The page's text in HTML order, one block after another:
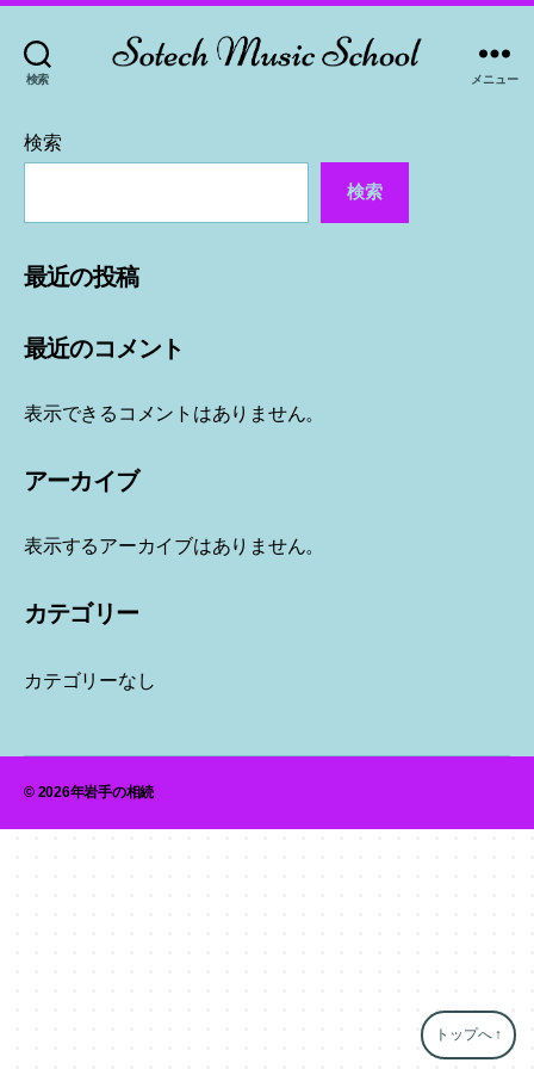
検索
の
相
メニュー
検索
検索
最近の投稿
最近のコメント
表示できるコメントはありません。
アーカイブ
表示するアーカイブはありません。
カテゴリー
カテゴリーなし
© 2026年岩手の相続
トップへ ↑